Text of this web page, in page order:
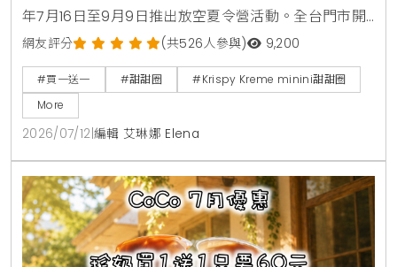
年7月16日至9月9日推出放空夏令營活動。全台門市開
賣4款角色甜甜圈，包含草莓甜心、玉米拿鐵、焦糖牛
奶與柑橘可可，並同步推出加價購貼紙包、迷你提袋與
盲盒公仔。7月16日至7月18日期間更祭出LINE好友憑券
買minini禮盒送原味糖霜甜甜圈盒的買一送一限時優
惠。
網友評分 (共526人參與) 9,200
#買一送一 #甜甜圈
#Krispy Kreme minini甜甜圈
More
2026/07/12 編輯 艾琳娜 Elena